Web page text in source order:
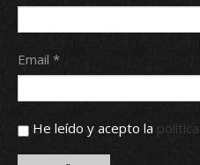
Email *
He leído y acepto la